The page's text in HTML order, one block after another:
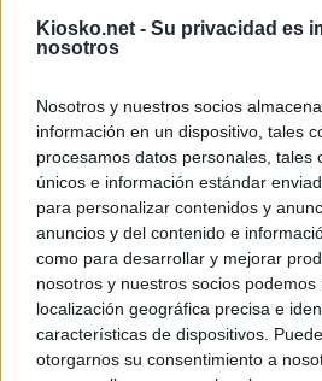
Kiosko.net - Su privacidad es
nosotros
Nosotros y nuestros socios
información en un dispositivo, tales
procesamos datos personales, tales
únicos e información estándar
para personalizar contenidos y
anuncios y del contenido e
como para desarrollar y mejorar
nosotros y nuestros socios
localización geográfica precisa e
características de dispositivos.
otorgarnos su consentimiento a
© Kiosko.net Aviso Legal